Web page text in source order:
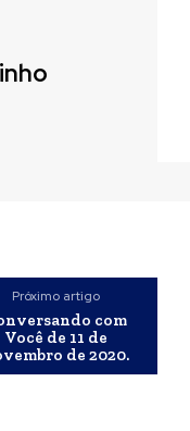
Próximo artigo
com
Você de 11 de
de 2020.